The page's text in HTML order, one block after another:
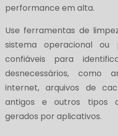
performance em alta.
Use ferramentas de
sistema operacional ou
confiáveis para
desnecessários, como
internet, arquivos de
antigos e outros tipos
gerados por aplicativos.